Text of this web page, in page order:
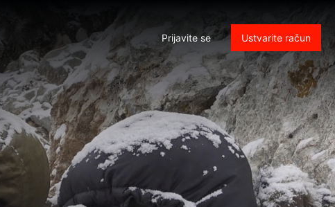
Prijavite se Ustvarite račun